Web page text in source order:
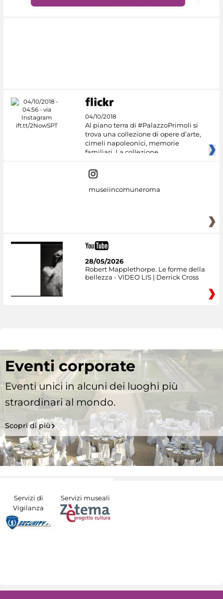
04/10/2018
Al piano terra di #PalazzoPrimoli si
trova una collezione di opere d’arte,
cimeli napoleonici, memorie
familiari. La collezione
museiincomuneroma
28/05/2026
Robert Mapplethorpe. Le forme della
bellezza - VIDEO LIS | Derrick Cross
Eventi corporate
Eventi unici in alcuni dei luoghi più
straordinari al mondo.
Scopri di più
Servizi di
Vigilanza
Servizi museali